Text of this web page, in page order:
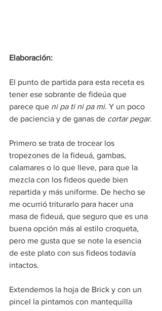
Elaboración:
El punto de partida para esta receta es
tener ese sobrante de fideúa que
parece que ni pa ti ni pa mi. Y un poco
de paciencia y de ganas de cortar pegar.
Primero se trata de trocear los
tropezones de la fideuá, gambas,
calamares o lo que lleve, para que la
mezcla con los fideos quede bien
repartida y más uniforme. De hecho se
me ocurrió triturarlo para hacer una
masa de fideuá, que seguro que es una
buena opción más al estilo croqueta,
pero me gusta que se note la esencia
de este plato con sus fideos todavía
intactos.
Extendemos la hoja de Brick y con un
pincel la pintamos con mantequilla